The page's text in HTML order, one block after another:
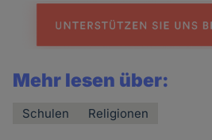
Mehr lesen über:
Schulen Religionen